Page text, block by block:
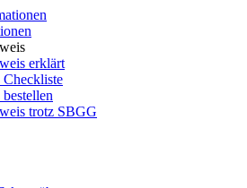
erklärt
Checkliste
trotz SBGG